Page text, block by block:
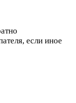
если иное